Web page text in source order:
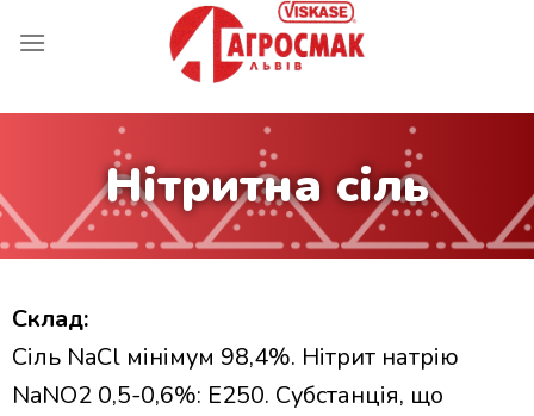
Нітритна сіль
Склад:
Сіль NaCl мінімум 98,4%. Нітрит натрію
NaNO2 0,5-0,6%: Е250. Cубстанція, що